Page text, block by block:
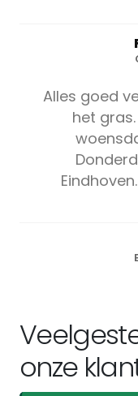
Alles goed
het
onze